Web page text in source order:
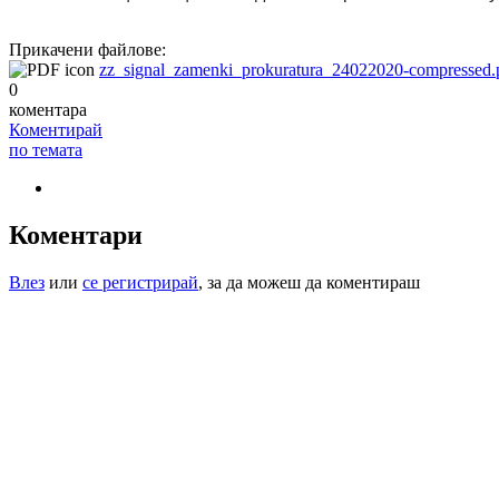
Прикачени файлове:
zz_signal_zamenki_prokuratura_24022020-
0
коментара
Коментирай
по темата
Коментари
Влез или се регистрирай, за да можеш да коментираш